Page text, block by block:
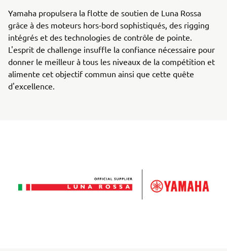
Yamaha propulsera la flotte de soutien de Luna Rossa
grâce à des moteurs hors-bord sophistiqués, des rigging
intégrés et des technologies de contrôle de pointe.
L'esprit de challenge insuffle la confiance nécessaire pour
donner le meilleur à tous les niveaux de la compétition et
alimente cet objectif commun ainsi que cette quête
d'excellence.